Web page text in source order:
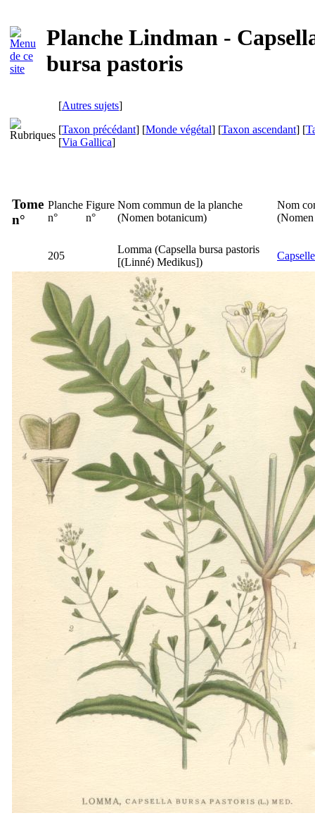
Planche Lindman -
bursa pastoris
[Autres sujets]
[Taxon précédant] [Monde végétal] [Taxon ascendant] [
[Via Gallica]
Tome
n°
Planche
n°
Figure
n°
Nom commun de la planche
(Nomen botanicum)
Nom
(
205
Lomma (Capsella bursa pastoris
[(Linné) Medikus])